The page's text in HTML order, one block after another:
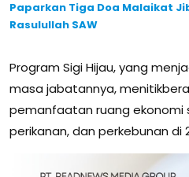
Paparkan Tiga Doa Malaikat
Rasulullah SAW
Program Sigi Hijau, yang
masa jabatannya,
pemanfaatan ruang ekonomi
perikanan, dan perkebunan di